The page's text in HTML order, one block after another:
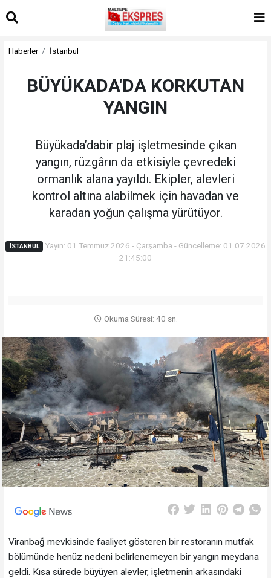
Haberler İstanbul
BÜYÜKADA'DA KORKUTAN
YANGIN
Büyükada’dabir plaj işletmesinde çıkan
yangın, rüzgârın da etkisiyle çevredeki
ormanlık alana yayıldı. Ekipler, alevleri
kontrol altına alabilmek için havadan ve
karadan yoğun çalışma yürütüyor.
İSTANBUL
Yayın: 01 Temmuz 2026 - Çarşamba - Güncelleme: 01.07.2026
21:45:00
Okuma Süresi: 40 sn.
Viranbağ mevkisinde faaliyet gösteren bir restoranın mutfak
bölümünde henüz nedeni belirlenemeyen bir yangın meydana
geldi. Kısa sürede büyüyen alevler, işletmenin arkasındaki